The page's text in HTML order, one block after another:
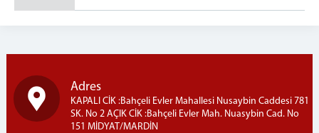
PARA YATIRMA
SIKÇA SORULAN SORULAR
Adres
KAPALI CİK :Bahçeli Evler Mahallesi Nusaybin Caddesi 781
SK. No 2 AÇIK CİK :Bahçeli Evler Mah. Nuasybin Cad. No
151 MİDYAT/MARDİN